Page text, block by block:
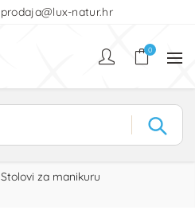
prodaja@lux-natur.hr
0
Stolovi za manikuru